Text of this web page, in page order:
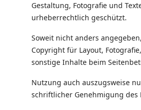
Gestaltung, Fotografie und
urheberrechtlich geschützt.
Soweit nicht anders
Copyright für Layout,
sonstige Inhalte beim
Nutzung auch auszugsweise
schriftlicher Genehmigung des